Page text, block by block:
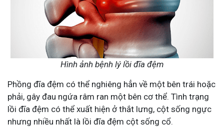
Hình ảnh bệnh lý lồi đĩa đệm
Phồng đĩa đệm có thể nghiêng hẳn về một bên trái hoặc
phải, gây đau ngứa râm ran một bên cơ thể. Tình trạng
lồi đĩa đệm có thể xuất hiện ở thắt lưng, cột sống ngực
nhưng nhiều nhất là lồi đĩa đệm cột sống cổ.